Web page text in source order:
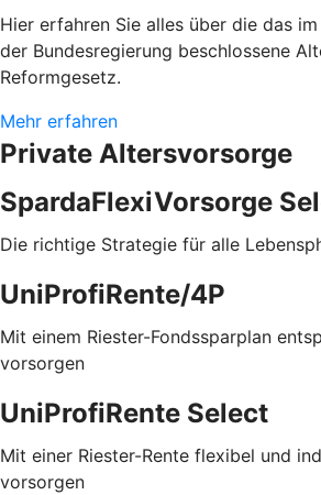
Hier erfahren Sie alles über die das
der Bundesregierung beschlossene
Reformgesetz.
Mehr erfahren
Private Altersvorsorge
SpardaFlexiVorsorge
Die richtige Strategie für alle
UniProfiRente/4P
Mit einem Riester-Fondssparplan
vorsorgen
UniProfiRente Select
Mit einer Riester-Rente flexibel und
vorsorgen